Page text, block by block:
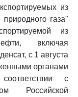
из
газа"
из
включая
с 1 августа
органами
с
Российской